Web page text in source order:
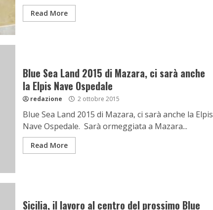
Read More
Blue Sea Land 2015 di Mazara, ci sarà anche
la Elpis Nave Ospedale
redazione 2 ottobre 2015
Blue Sea Land 2015 di Mazara, ci sarà anche la Elpis
Nave Ospedale. Sarà ormeggiata a Mazara...
Read More
Sicilia, il lavoro al centro del prossimo Blue